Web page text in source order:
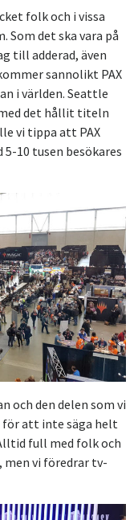
folk och i vissa
Som det ska vara på
till adderad, även
sannolikt PAX
i världen. Seattle
det hållit titeln
vi tippa att PAX
10 tusen besökares
och den delen som vi
för att inte säga helt
full med folk och
men vi föredrar tv-